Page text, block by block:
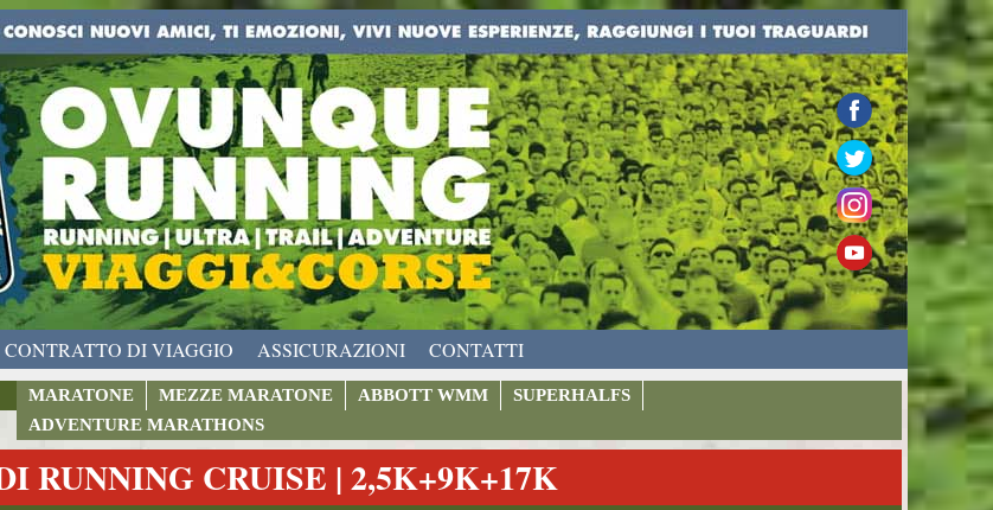
CONTRATTO DI VIAGGIO ASSICURAZIONI CONTATTI
MARATONE MEZZE MARATONE ABBOTT WMM
SUPERHALFS
ADVENTURE MARATHONS
RUNNING CRUISE | 2,5K+9K+17K